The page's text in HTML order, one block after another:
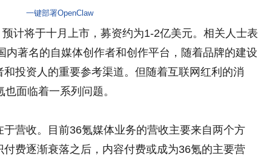
一键部署OpenClaw
计将于十月上市，募资约为1-2亿美元。相关人士表
内著名的自媒体创作者和创作平台，随着品牌的建设
投资人的重要参考渠道。但随着互联网红利的消
面临着一系列问题。
营收。目前36氪媒体业务的营收主要来自两个方
费逐渐衰落之后，内容付费或成为36氪的主要营